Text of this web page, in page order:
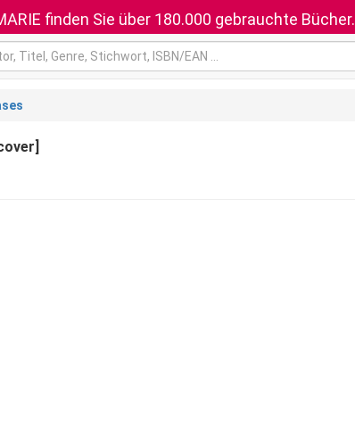
finden Sie über 180.000 gebrauchte Bücher.